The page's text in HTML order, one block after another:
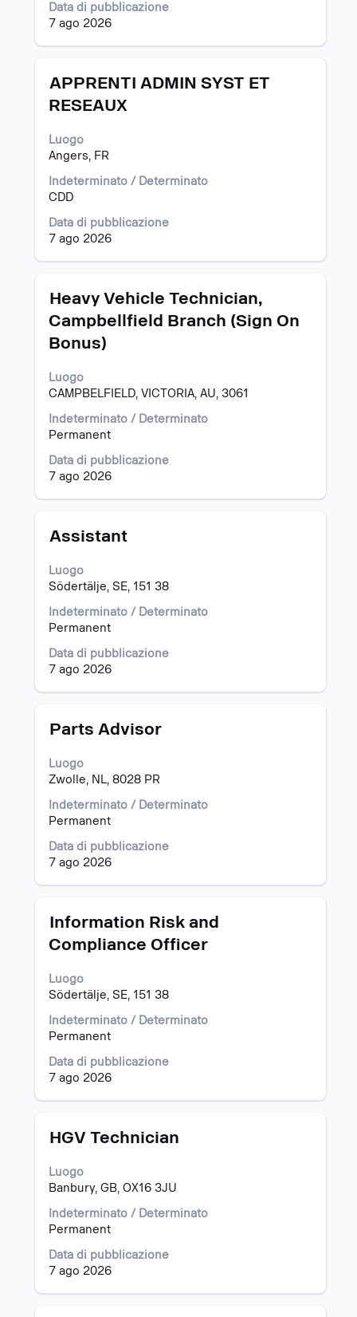
Data di pubblicazione
7 ago 2026
visualizzare
i
contenuti
delle
informazioni
lavoro.
Titolo
APPRENTI ADMIN SYST ET
RESEAUX
Luogo
Angers, FR
Indeterminato / Determinato
CDD
Data di pubblicazione
7 ago 2026
Effettuare
selezione
la
barra
spaziatrice
per
i
contenuti
lavoro.
Titolo
Heavy Vehicle Technician,
Campbellfield Branch (Sign On
Bonus)
Luogo
CAMPBELFIELD, VICTORIA, AU, 3061
Indeterminato / Determinato
Permanent
Data di pubblicazione
7 ago 2026
Effettuare
selezione
con
barra
spaziatrice
visualizzare
i
contenuti
integrali
delle
informazioni
Titolo
Assistant
Luogo
Södertälje, SE, 151 38
Indeterminato / Determinato
Permanent
Data di pubblicazione
7 ago 2026
Effettuare
selezione
con
barra
spaziatrice
visualizzare
i
contenuti
delle
informazioni
lavoro.
Titolo
Parts Advisor
Luogo
Zwolle, NL, 8028 PR
Indeterminato / Determinato
Permanent
Data di pubblicazione
7 ago 2026
Effettuare
selezione
con
barra
spaziatrice
visualizzare
i
contenuti
delle
informazioni
lavoro.
Titolo
Information Risk and
Compliance Officer
Luogo
Södertälje, SE, 151 38
Indeterminato / Determinato
Permanent
Data di pubblicazione
7 ago 2026
Effettuare
selezione
la
barra
spaziatrice
per
i
contenuti
lavoro.
Titolo
HGV Technician
Luogo
Banbury, GB, OX16 3JU
Indeterminato / Determinato
Permanent
Data di pubblicazione
7 ago 2026
Effettuare
selezione
con
barra
spaziatrice
visualizzare
i
contenuti